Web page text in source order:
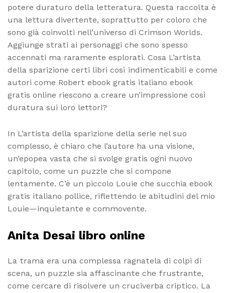
potere duraturo della letteratura. Questa raccolta è
una lettura divertente, soprattutto per coloro che
sono già coinvolti nell’universo di Crimson Worlds.
Aggiunge strati ai personaggi che sono spesso
accennati ma raramente esplorati. Cosa L’artista
della sparizione certi libri così indimenticabili e come
autori come Robert ebook gratis italiano ebook
gratis online riescono a creare un’impressione così
duratura sui loro lettori?
In L’artista della sparizione della serie nel suo
complesso, è chiaro che l’autore ha una visione,
un’epopea vasta che si svolge gratis ogni nuovo
capitolo, come un puzzle che si compone
lentamente. C’è un piccolo Louie che succhia ebook
gratis italiano pollice, riflettendo le abitudini del mio
Louie—inquietante e commovente.
Anita Desai libro online
La trama era una complessa ragnatela di colpi di
scena, un puzzle sia affascinante che frustrante,
come cercare di risolvere un cruciverba criptico. La